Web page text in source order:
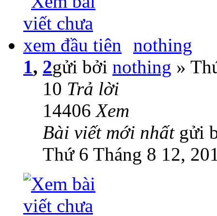
nothing
1, 2gửi bởi nothing »
10 Trả lời
14406Xem
Bài viết mới nhất gửi
Thứ 6 Tháng 8 12,